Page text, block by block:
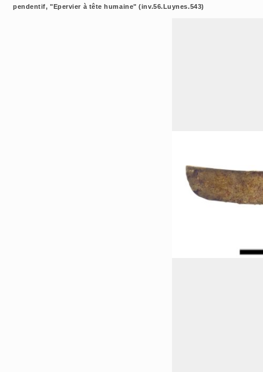
pendentif, "Epervier à tête humaine" (inv.56.Luynes.543)